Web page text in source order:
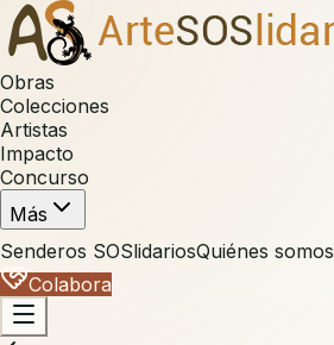
Obras
Colecciones
Artistas
Impacto
Concurso
Más
Senderos SOSlidariosQuiénes somos
Colabora